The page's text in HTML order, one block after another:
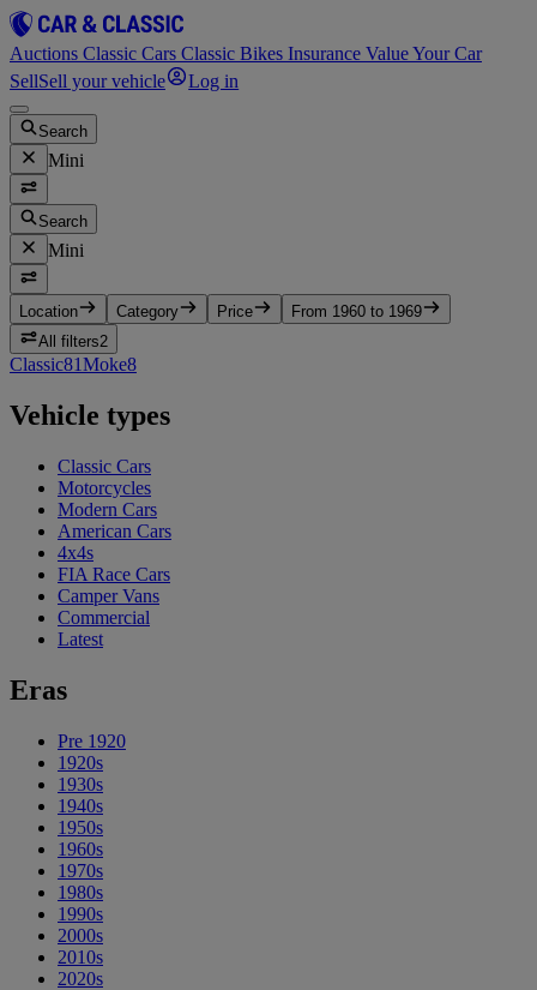
Auctions Classic Cars Classic Bikes Insurance Value Your Car
SellSell your vehicle Log in
Search
Mini
Search
Mini
Location Category Price
From 1960 to 1969
All filters2
Classic81Moke8
Vehicle types
Classic Cars
Motorcycles
Modern Cars
American Cars
4x4s
FIA Race Cars
Camper Vans
Commercial
Latest
Eras
Pre 1920
1920s
1930s
1940s
1950s
1960s
1970s
1980s
1990s
2000s
2010s
2020s